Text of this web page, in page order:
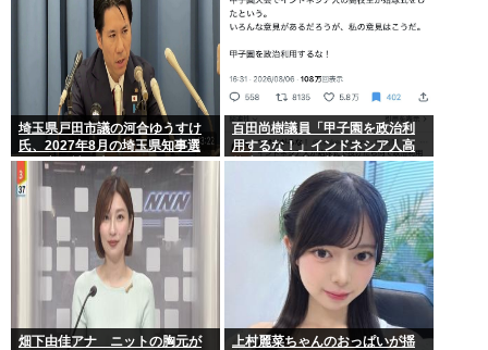
埼玉県戸田市議の河合ゆうすけ
氏、2027年8月の埼玉県知事選
への立候補を表明
百田尚樹議員「甲子園を政治利
用するな！」インドネシア人高
校生の始球式に苦言www
畑下由佳アナ ニットの胸元が
上村麗菜ちゃんのおっぱいが揺